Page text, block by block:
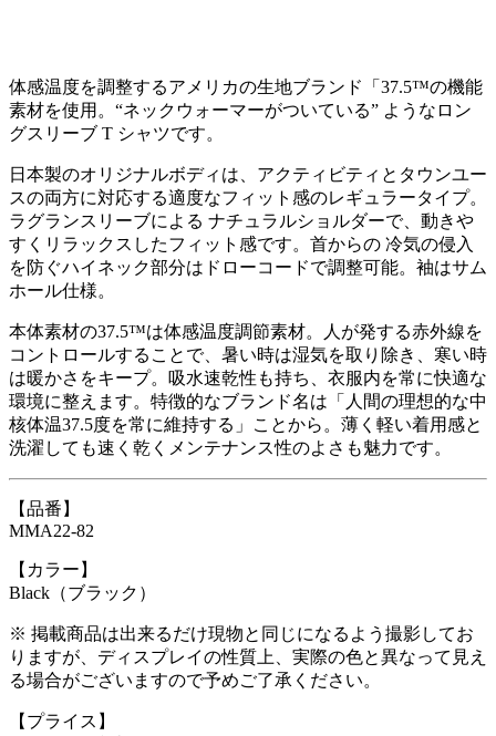
体感温度を調整するアメリカの生地ブランド「37.5™の機能
素材を使用。“ネックウォーマーがついている” ようなロン
グスリーブ T シャツです。
日本製のオリジナルボディは、アクティビティとタウンユー
スの両方に対応する適度なフィット感のレギュラータイプ。
ラグランスリーブによる ナチュラルショルダーで、動きや
すくリラックスしたフィット感です。首からの 冷気の侵入
を防ぐハイネック部分はドローコードで調整可能。袖はサム
ホール仕様。
本体素材の37.5™は体感温度調節素材。人が発する赤外線を
コントロールすることで、暑い時は湿気を取り除き、寒い時
は暖かさをキープ。吸水速乾性も持ち、衣服内を常に快適な
環境に整えます。特徴的なブランド名は「人間の理想的な中
核体温37.5度を常に維持する」ことから。薄く軽い着用感と
洗濯しても速く乾くメンテナンス性のよさも魅力です。
【品番】
MMA22-82
【カラー】
Black（ブラック）
※ 掲載商品は出来るだけ現物と同じになるよう撮影してお
りますが、ディスプレイの性質上、実際の色と異なって見え
る場合がございますので予めご了承ください。
【プライス】